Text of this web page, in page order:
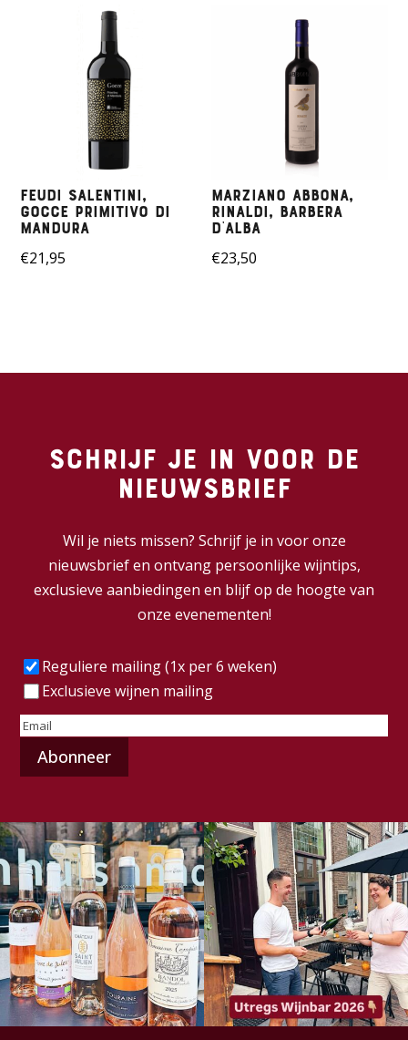
Feudi Salentini,
Gocce Primitivo di
Mandura
€21,95
Marziano Abbona,
Rinaldi, Barbera
D’alba
€23,50
Schrijf je in voor de
nieuwsbrief
Wil je niets missen? Schrijf je in voor onze
nieuwsbrief en ontvang persoonlijke wijntips,
exclusieve aanbiedingen en blijf op de hoogte van
onze evenementen!
Frequentie(Vereist)
Reguliere mailing (1x per 6 weken)
Exclusieve wijnen mailing
E-
mailadres